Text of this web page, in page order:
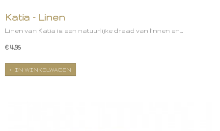
Katia - Linen
Linen van Katia is een natuurlijke draad van linnen en…
€ 4,95
IN WINKELWAGEN